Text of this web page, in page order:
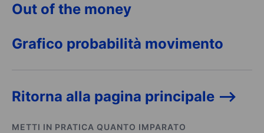
Out of the money
Grafico probabilità movimento
Ritorna alla pagina principale -->
METTI IN PRATICA QUANTO IMPARATO